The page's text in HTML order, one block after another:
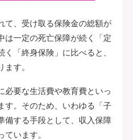
て、受け取る保険金の総額が
は一定の死亡保障が続く「定
「終身保険」に比べると、
す。
必要な生活費や教育費といっ
す。そのため、いわゆる「子
備する手段として、収入保障
います。